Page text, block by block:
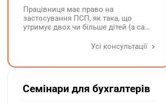
Працівниця має право на
застосування ПСП, як така, що
утримує двох чи більше дітей (а саме
одна дитина загинула. Як надалі
Усі консультації
Семінари для бухгалтерів